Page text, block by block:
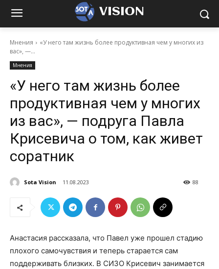
VISION
Мнения
«У него там жизнь более продуктивная чем у многих из
вас», —...
Мнения
«У него там жизнь более
продуктивная чем у многих
из вас», — подруга Павла
Крисевича о том, как живет
соратник
Sota Vision 11.08.2023 88
Анастасия рассказала, что Павел уже прошел стадию
плохого самочувствия и теперь старается сам
поддерживать близких. В СИЗО Крисевич занимается